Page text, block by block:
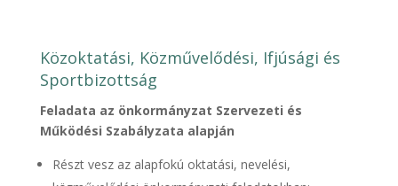
Közoktatási, Közművelődési, Ifjúsági és
Sportbizottság
Feladata az önkormányzat Szervezeti és
Működési Szabályzata alapján
Részt vesz az alapfokú oktatási, nevelési,